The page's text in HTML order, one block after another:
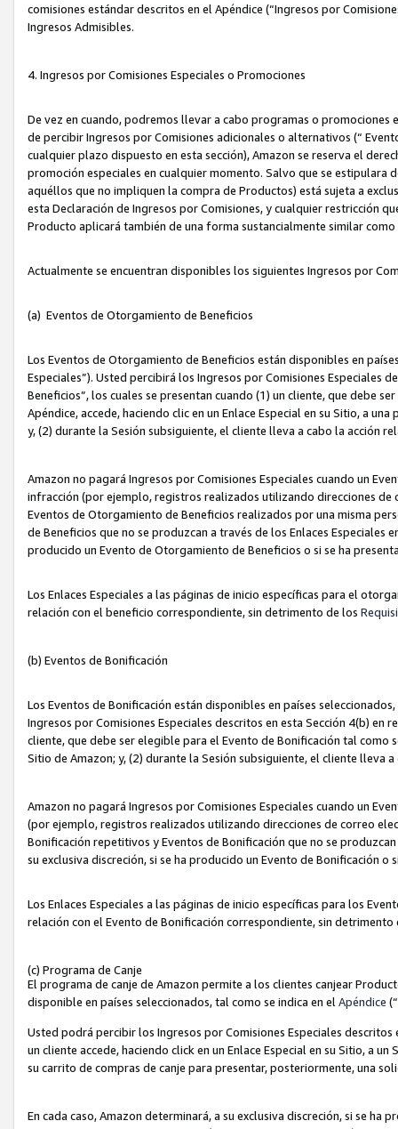
comisiones estándar descritos en el Apéndice (“Ingresos por
Ingresos Admisibles.
4. Ingresos por Comisiones Especiales o Promociones
De vez en cuando, podremos llevar a cabo programas o
de percibir Ingresos por Comisiones adicionales o alternativos (“
cualquier plazo dispuesto en esta sección), Amazon se reserva el
promoción especiales en cualquier momento. Salvo que se
aquéllos que no impliquen la compra de Productos) está sujeta a
esta Declaración de Ingresos por Comisiones, y cualquier restricción
Producto aplicará también de una forma sustancialmente similar
Actualmente se encuentran disponibles los siguientes Ingresos por
(a) Eventos de Otorgamiento de Beneficios
Los Eventos de Otorgamiento de Beneficios están disponibles en
Especiales”). Usted percibirá los Ingresos por Comisiones Especiales
Beneficios”, los cuales se presentan cuando (1) un cliente, que debe
Apéndice, accede, haciendo clic en un Enlace Especial en su Sitio, a
y, (2) durante la Sesión subsiguiente, el cliente lleva a cabo la acción
Amazon no pagará Ingresos por Comisiones Especiales cuando un
infracción (por ejemplo, registros realizados utilizando direcciones
Eventos de Otorgamiento de Beneficios realizados por una misma
de Beneficios que no se produzcan a través de los Enlaces Especiales
producido un Evento de Otorgamiento de Beneficios o si se ha
Los Enlaces Especiales a las páginas de inicio específicas para el
relación con el beneficio correspondiente, sin detrimento de los
(b) Eventos de Bonificación
Los Eventos de Bonificación están disponibles en países
Ingresos por Comisiones Especiales descritos en esta Sección 4(b) en
cliente, que debe ser elegible para el Evento de Bonificación tal como
Sitio de Amazon; y, (2) durante la Sesión subsiguiente, el cliente lleva
Amazon no pagará Ingresos por Comisiones Especiales cuando un
(por ejemplo, registros realizados utilizando direcciones de correo
Bonificación repetitivos y Eventos de Bonificación que no se
su exclusiva discreción, si se ha producido un Evento de Bonificación
Los Enlaces Especiales a las páginas de inicio específicas para los
relación con el Evento de Bonificación correspondiente, sin
(c) Programa de Canje
El programa de canje de Amazon permite a los clientes canjear
disponible en países seleccionados, tal como se indica en el Apéndice
Usted podrá percibir los Ingresos por Comisiones Especiales
un cliente accede, haciendo click en un Enlace Especial en su Sitio, a
su carrito de compras de canje para presentar, posteriormente, una
En cada caso, Amazon determinará, a su exclusiva discreción, si se